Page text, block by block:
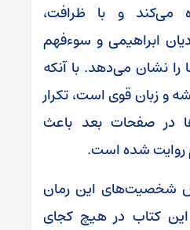
می‌کند و با ظرافت،
ابراهیمی و سوءفهم
نشان می‌دهد. با آنکه
و زبان قوی است، تکرار
در صفحات بعد باعث
روایت شده است.
شخصیت‌های این رمان
کتاب در هیچ کجای